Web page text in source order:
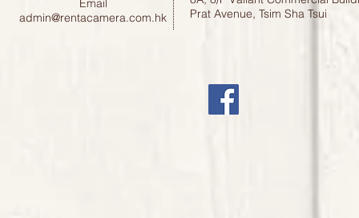
Email
admin@rentacamera.com.hk
Prat Avenue, Tsim Sha Tsui